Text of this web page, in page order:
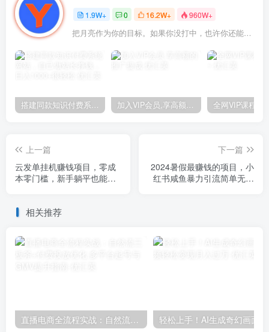
1.9W+ 0 16.2W+ 960W+
把月亮作为你的目标。如果你没打中，也许你还能打中星星
搭建同款知识付费系统网站，自己做站长挣钱，日入1000+很轻松 加入VIP会员,享高额的推广提成
上一篇
云发单挂机赚钱项目，零成
本零门槛，新手躺平也能月
下一篇
2024暑假最赚钱的项目，小
红书咸鱼暴力引流简单无脑
相关推荐
直播电商全流程实战：自然流三板斧+付费投放优化,多平台起号与GMV提升指南